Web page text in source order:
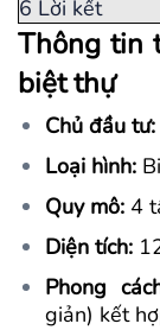
6 Lời kết
Thông tin
biệt thự
Chủ đầu tư:
Loại hình:
Quy mô: 4
Diện tích:
Phong
giản) kết